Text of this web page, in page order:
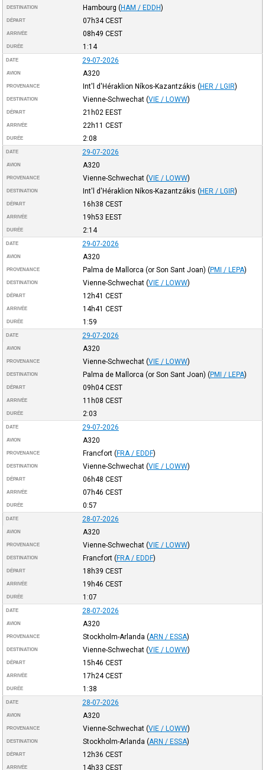
DESTINATION Hambourg (HAM / EDDH)
DÉPART 07h34CEST
ARRIVÉE 08h49 CEST
DURÉE 1:14
DATE 29-07-2026
AVION A320
PROVENANCE Int'l d'Héraklion Níkos-Kazantzákis (HER / LGIR)
DESTINATION Vienne-Schwechat (VIE / LOWW)
DÉPART 21h02 EEST
ARRIVÉE 22h11 CEST
DURÉE 2:08
DATE 29-07-2026
AVION A320
PROVENANCE Vienne-Schwechat (VIE / LOWW)
DESTINATION Int'l d'Héraklion Níkos-Kazantzákis (HER / LGIR)
DÉPART 16h38 CEST
ARRIVÉE 19h53 EEST
DURÉE 2:14
DATE 29-07-2026
AVION A320
PROVENANCE Palma de Mallorca (or Son Sant Joan) (PMI / LEPA)
DESTINATION Vienne-Schwechat (VIE / LOWW)
DÉPART 12h41 CEST
ARRIVÉE 14h41 CEST
DURÉE 1:59
DATE 29-07-2026
AVION A320
PROVENANCE Vienne-Schwechat (VIE / LOWW)
DESTINATION Palma de Mallorca (or Son Sant Joan) (PMI / LEPA)
DÉPART 09h04CEST
ARRIVÉE 11h08 CEST
DURÉE 2:03
DATE 29-07-2026
AVION A320
PROVENANCE Francfort (FRA / EDDF)
DESTINATION Vienne-Schwechat (VIE / LOWW)
DÉPART 06h48 CEST
ARRIVÉE 07h46 CEST
DURÉE 0:57
DATE 28-07-2026
AVION A320
PROVENANCE Vienne-Schwechat (VIE / LOWW)
DESTINATION Francfort (FRA / EDDF)
DÉPART 18h39 CEST
ARRIVÉE 19h46 CEST
DURÉE 1:07
DATE 28-07-2026
AVION A320
PROVENANCE Stockholm-Arlanda (ARN / ESSA)
DESTINATION Vienne-Schwechat (VIE / LOWW)
DÉPART 15h46 CEST
ARRIVÉE 17h24CEST
DURÉE 1:38
DATE 28-07-2026
AVION A320
PROVENANCE Vienne-Schwechat (VIE / LOWW)
DESTINATION Stockholm-Arlanda (ARN / ESSA)
DÉPART 12h36 CEST
ARRIVÉE 14h33 CEST